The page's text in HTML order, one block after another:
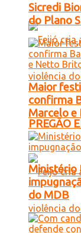
PREGÃO
Sicredi
do Plano
Maior
confirma
Marcelo e
Ministério
do MDB